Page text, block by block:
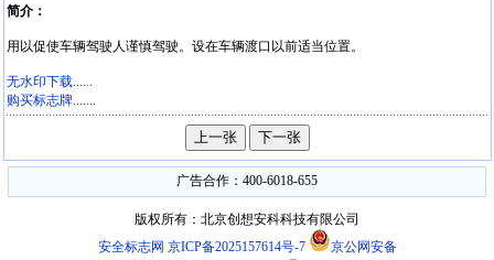
简介：
用以促使车辆驾驶人谨慎驾驶。设在车辆渡口以前适当位置。
无水印下载......
购买标志牌.......
广告合作：400-6018-655
版权所有：北京创想安科科技有限公司
安全标志网 京ICP备2025157614号-7
京公网安备